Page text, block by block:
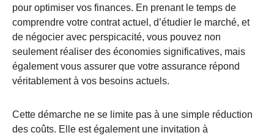
pour optimiser vos finances. En prenant le temps de
comprendre votre contrat actuel, d’étudier le marché, et
de négocier avec perspicacité, vous pouvez non
seulement réaliser des économies significatives, mais
également vous assurer que votre assurance répond
véritablement à vos besoins actuels.
Cette démarche ne se limite pas à une simple réduction
des coûts. Elle est également une invitation à